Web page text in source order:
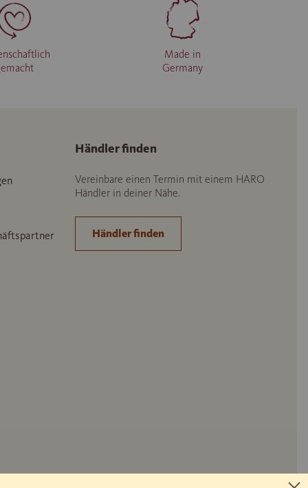
Made in
Germany
Händler finden
Vereinbare einen Termin mit einem HARO
Händler in deiner Nähe.
Händler finden